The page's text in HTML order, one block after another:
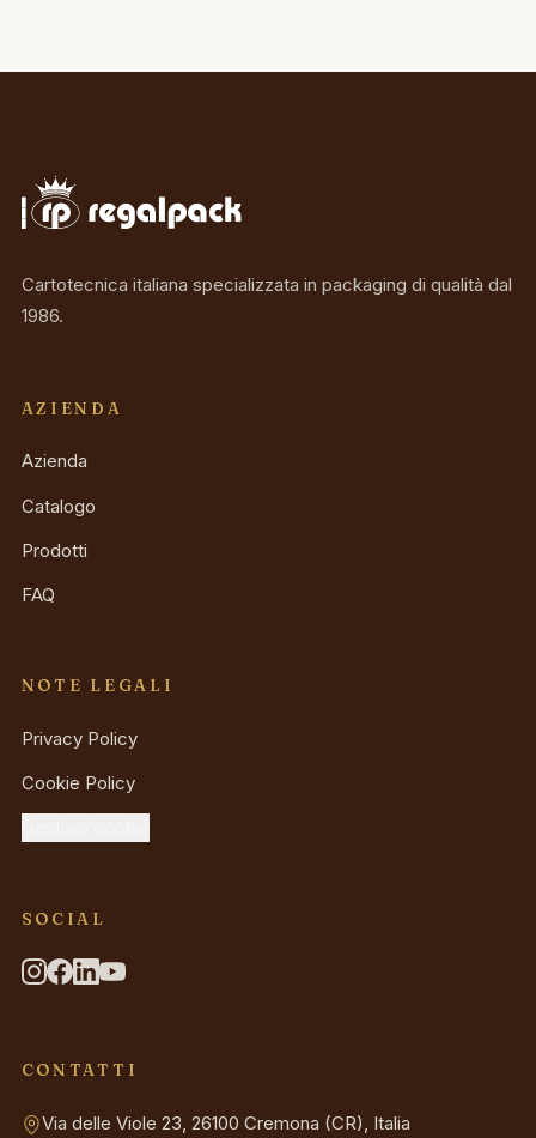
Cartotecnica italiana specializzata in packaging di qualità dal
1986.
AZIENDA
Azienda
Catalogo
Prodotti
FAQ
NOTE LEGALI
Privacy Policy
Cookie Policy
SOCIAL
CONTATTI
Via delle Viole 23, 26100 Cremona (CR), Italia